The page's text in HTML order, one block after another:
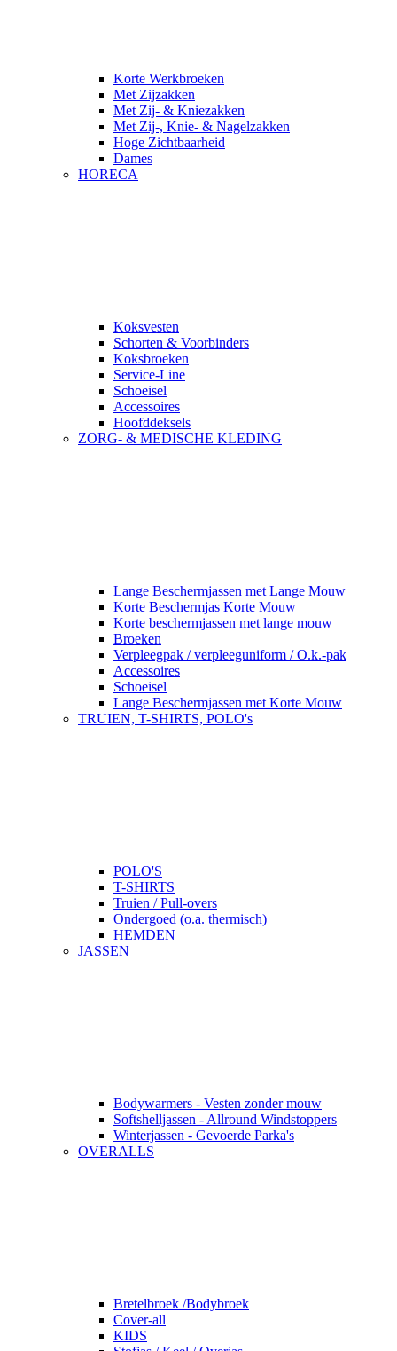
Korte Werkbroeken
Met Zijzakken
Met Zij- & Kniezakken
Met Zij-, Knie- & Nagelzakken
Hoge Zichtbaarheid
Dames
HORECA
Koksvesten
Schorten & Voorbinders
Koksbroeken
Service-Line
Schoeisel
Accessoires
Hoofddeksels
ZORG- & MEDISCHE KLEDING
Lange Beschermjassen met Lange Mouw
Korte Beschermjas Korte Mouw
Korte beschermjassen met lange mouw
Broeken
Verpleegpak / verpleeguniform / O.k.-pak
Accessoires
Schoeisel
Lange Beschermjassen met Korte Mouw
TRUIEN, T-SHIRTS, POLO's
POLO'S
T-SHIRTS
Truien / Pull-overs
Ondergoed (o.a. thermisch)
HEMDEN
JASSEN
Bodywarmers - Vesten zonder mouw
Softshelljassen - Allround Windstoppers
Winterjassen - Gevoerde Parka's
OVERALLS
Bretelbroek /Bodybroek
Cover-all
KIDS